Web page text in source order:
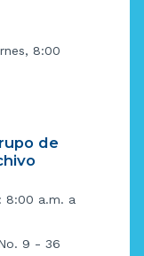
8:00
de
8:00 a.m. a
9 - 36